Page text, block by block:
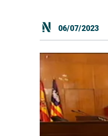
06/07/2023